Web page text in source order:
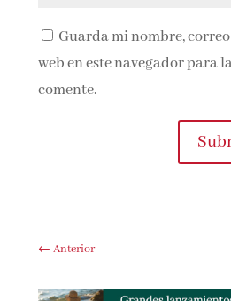
Guarda mi nombre,
web en este navegador para
comente.
←Anterior